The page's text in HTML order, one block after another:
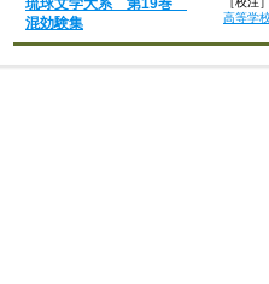
混効験集
高等学